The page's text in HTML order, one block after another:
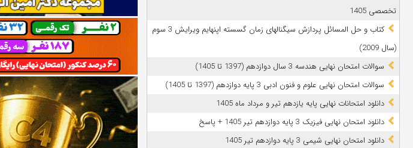
تخصصی 1405
کتاب و حل المسائل پردازش سیگنالهای زمان گسسته اپنهایم ویرایش 3 سوم
(سال 2009)
سوالات امتحان نهایی هندسه 3 سال دوازدهم (1397 تا 1405)
سوالات امتحان نهایی علوم و فنون ادبی 3 پایه دوازدهم (1397 تا 1405)
دانلود امتحانات نهایی پایه یازدهم تیر و مرداد ماه 1405
دانلود امتحان نهایی فیزیک 3 پایه دوازدهم تیر 1405 + پاسخ
دانلود امتحان نهایی شیمی 3 پایه دوازدهم تیر 1405